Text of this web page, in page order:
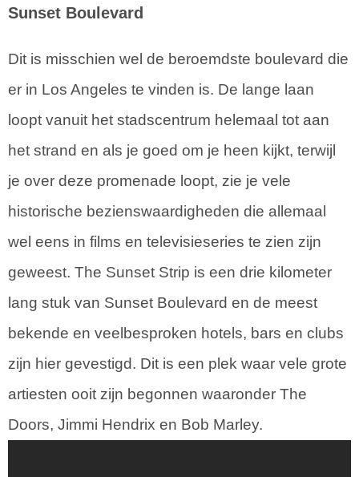
Sunset Boulevard
Dit is misschien wel de beroemdste boulevard die
er in Los Angeles te vinden is. De lange laan
loopt vanuit het stadscentrum helemaal tot aan
het strand en als je goed om je heen kijkt, terwijl
je over deze promenade loopt, zie je vele
historische bezienswaardigheden die allemaal
wel eens in films en televisieseries te zien zijn
geweest. The Sunset Strip is een drie kilometer
lang stuk van Sunset Boulevard en de meest
bekende en veelbesproken hotels, bars en clubs
zijn hier gevestigd. Dit is een plek waar vele grote
artiesten ooit zijn begonnen waaronder The
Doors, Jimmi Hendrix en Bob Marley.